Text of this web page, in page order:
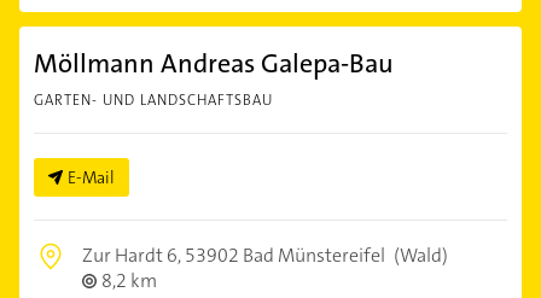
Möllmann Andreas Galepa-Bau
GARTEN- UND LANDSCHAFTSBAU
E-Mail
Zur Hardt 6,53902 Bad Münstereifel (Wald)
8,2 km